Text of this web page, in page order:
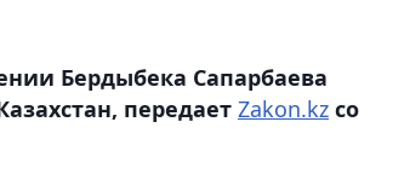
Бердыбека Сапарбаева
передает Zakon.kz со